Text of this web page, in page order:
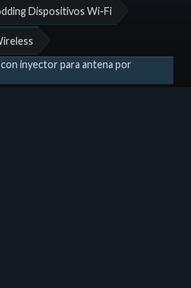
Dispositivos Wi-Fi
inyector para antena por